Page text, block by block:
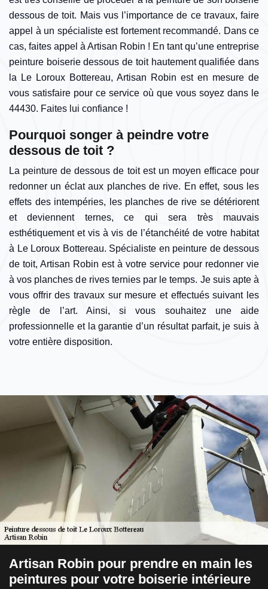
dessous de toit. Mais vus l’importance de ce travaux, faire
appel à un spécialiste est fortement recommandé. Dans ce
cas, faites appel à Artisan Robin ! En tant qu’une entreprise
peinture boiserie dessous de toit hautement qualifiée dans
la Le Loroux Bottereau, Artisan Robin est en mesure de
vous satisfaire pour ce service où que vous soyez dans le
44430. Faites lui confiance !
Pourquoi songer à peindre votre
dessous de toit ?
La peinture de dessous de toit est un moyen efficace pour
redonner un éclat aux planches de rive. En effet, sous les
effets des intempéries, les planches de rive se détériorent
et deviennent ternes, ce qui sera très mauvais
esthétiquement et vis à vis de l’étanchéité de votre habitat
à Le Loroux Bottereau. Spécialiste en peinture de dessous
de toit, Artisan Robin est à votre service pour redonner vie
à vos planches de rives ternies par le temps. Je suis apte à
vous offrir des travaux sur mesure et effectués suivant les
règle de l’art. Ainsi, si vous souhaitez une aide
professionnelle et la garantie d’un résultat parfait, je suis à
votre entière disposition.
Artisan Robin pour prendre en main les
peintures pour votre boiserie intérieure